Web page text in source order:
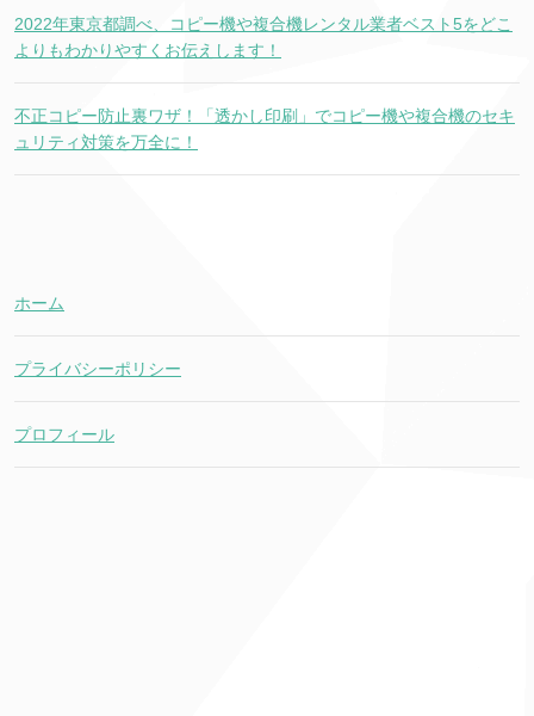
2022年東京都調べ、コピー機や複合機レンタル業者ベスト5をどこ
よりもわかりやすくお伝えします！
不正コピー防止裏ワザ！「透かし印刷」でコピー機や複合機のセキ
ュリティ対策を万全に！
ホーム
プライバシーポリシー
プロフィール